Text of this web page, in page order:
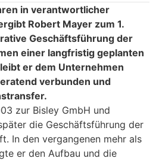
in verantwortlicher
Robert Mayer zum 1.
Geschäftsführung der
einer langfristig geplanten
er dem Unternehmen
verbunden und
zur Bisley GmbH und
die Geschäftsführung der
In den vergangenen mehr als
er den Aufbau und die